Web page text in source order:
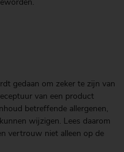
gedaan om zeker te zijn van
van een product
betreffende allergenen,
wijzigen. Lees daarom
vertrouw niet alleen op de